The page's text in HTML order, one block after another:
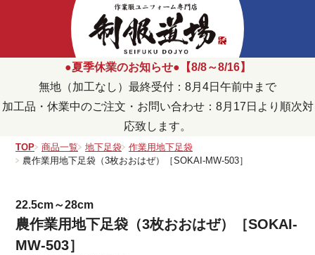
●夏季休業のお知らせ●【8/8～8/16】
無地（加工なし）最終受付：8月4日午前中まで
加工品・休業中のご注文・お問い合わせ：8月17日より順次対
応致します。
TOP 商品一覧 地下足袋
作業用地下足袋
農作業用地下足袋（3枚おおはぜ）［SOKAI-MW-503］
22.5cm～28cm
農作業用地下足袋（3枚おおはぜ）［SOKAI-
MW-503］